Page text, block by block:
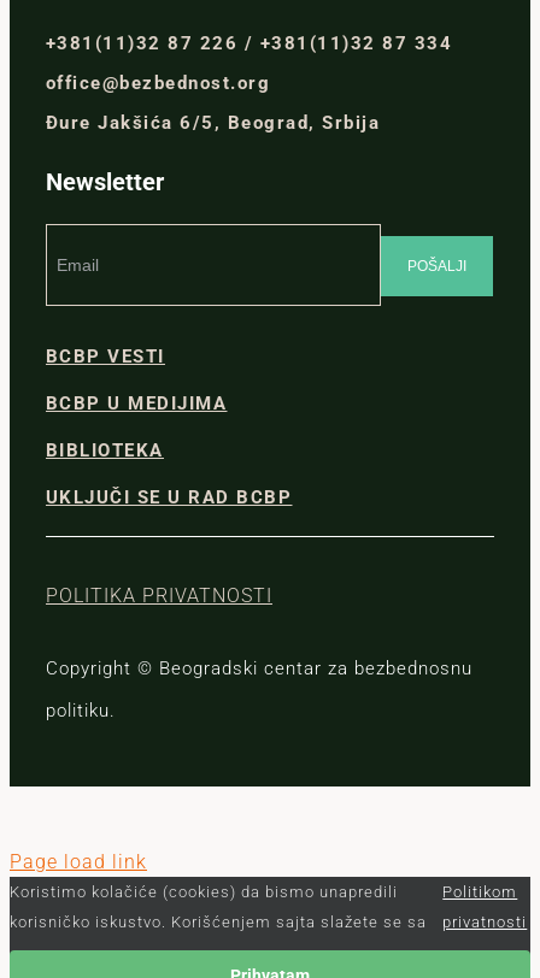
+381(11)32 87 226 / +381(11)32 87 334
office@bezbednost.org
Đure Jakšića 6/5, Beograd, Srbija
Newsletter
BCBP VESTI
BCBP U MEDIJIMA
BIBLIOTEKA
UKLJUČI SE U RAD BCBP
POLITIKA PRIVATNOSTI
Copyright © Beogradski centar za bezbednosnu
politiku.
Page load link
Koristimo kolačiće (cookies) da bismo unapredili
korisničko iskustvo. Korišćenjem sajta slažete se sa
Politikom
privatnosti